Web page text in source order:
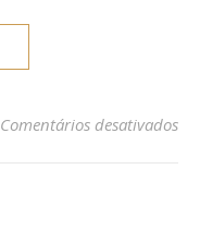
Comentários desativados